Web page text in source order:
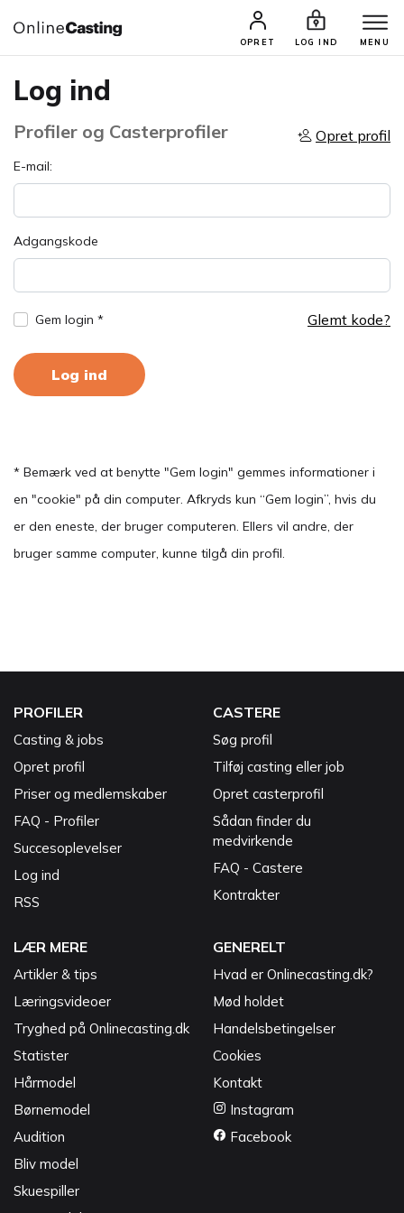
OPRET LOG IND MENU
Log ind
Profiler og Casterprofiler Opret profil
E-mail:
Adgangskode
Gem login * Glemt kode?
Log ind
* Bemærk ved at benytte "Gem login" gemmes informationer i
en "cookie" på din computer. Afkryds kun “Gem login”, hvis du
er den eneste, der bruger computeren. Ellers vil andre, der
bruger samme computer, kunne tilgå din profil.
PROFILER
Casting & jobs
Opret profil
Priser og medlemskaber
FAQ - Profiler
Succesoplevelser
Log ind
RSS
CASTERE
Søg profil
Tilføj casting eller job
Opret casterprofil
Sådan finder du
medvirkende
FAQ - Castere
Kontrakter
LÆR MERE
Artikler & tips
Læringsvideoer
Tryghed på Onlinecasting.dk
Statister
Hårmodel
Børnemodel
Audition
Bliv model
Skuespiller
GENERELT
Hvad er Onlinecasting.dk?
Mød holdet
Handelsbetingelser
Cookies
Kontakt
Instagram
Facebook